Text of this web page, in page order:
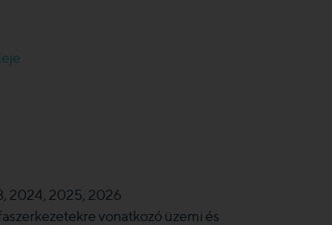
2024, 2025, 2026
vonatkozó üzemi és